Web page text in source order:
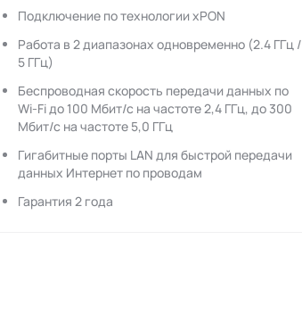
Подключение по технологии xPON
Работа в 2 диапазонах одновременно (2.4 ГГц /
5 ГГц)
Беспроводная скорость передачи данных по
Wi-Fi до 100 Мбит/с на частоте 2,4 ГГц, до 300
Мбит/с на частоте 5,0 ГГц
Гигабитные порты LAN для быстрой передачи
данных Интернет по проводам
Гарантия 2 года